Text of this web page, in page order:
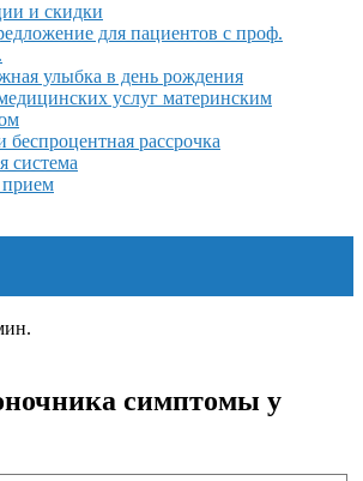
и скидки
для пациентов с проф.
улыбка в день рождения
услуг материнским
беспроцентная рассрочка
система
прием
симптомы у